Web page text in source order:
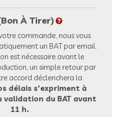
À Tirer)
commande, nous vous
un BAT par email.
est nécessaire avant le
un simple retour par
accord déclenchera la
délais s’expriment à
validation du BAT avant
11 h.